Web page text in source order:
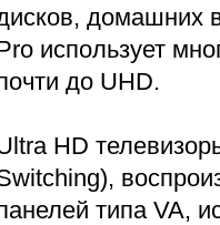
домашних
использует
до UHD.
HD
типа VA,